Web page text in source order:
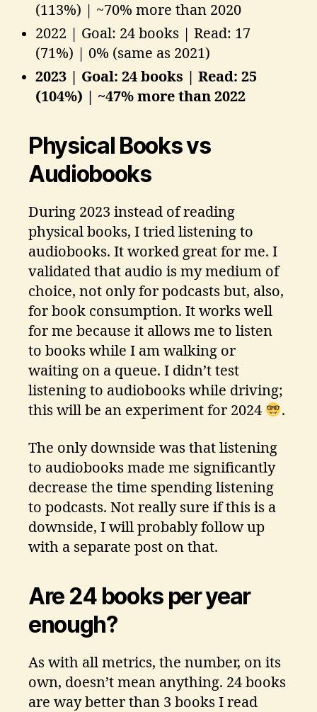
(113%) | ~70% more than 2020
2022 | Goal: 24 books | Read: 17
(71%) | 0% (same as 2021)
2023 | Goal: 24 books | Read: 25
(104%) | ~47% more than 2022
Physical Books vs
Audiobooks
During 2023 instead of reading
physical books, I tried listening to
audiobooks. It worked great for me. I
validated that audio is my medium of
choice, not only for podcasts but, also,
for book consumption. It works well
for me because it allows me to listen
to books while I am walking or
waiting on a queue. I didn’t test
listening to audiobooks while driving;
this will be an experiment for 2024
.
The only downside was that listening
to audiobooks made me significantly
decrease the time spending listening
to podcasts. Not really sure if this is a
downside, I will probably follow up
with a separate post on that.
Are 24 books per year
enough?
As with all metrics, the number, on its
own, doesn’t mean anything. 24 books
are way better than 3 books I read